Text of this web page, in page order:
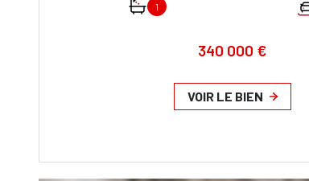
1
340 000 €
VOIR LE BIEN